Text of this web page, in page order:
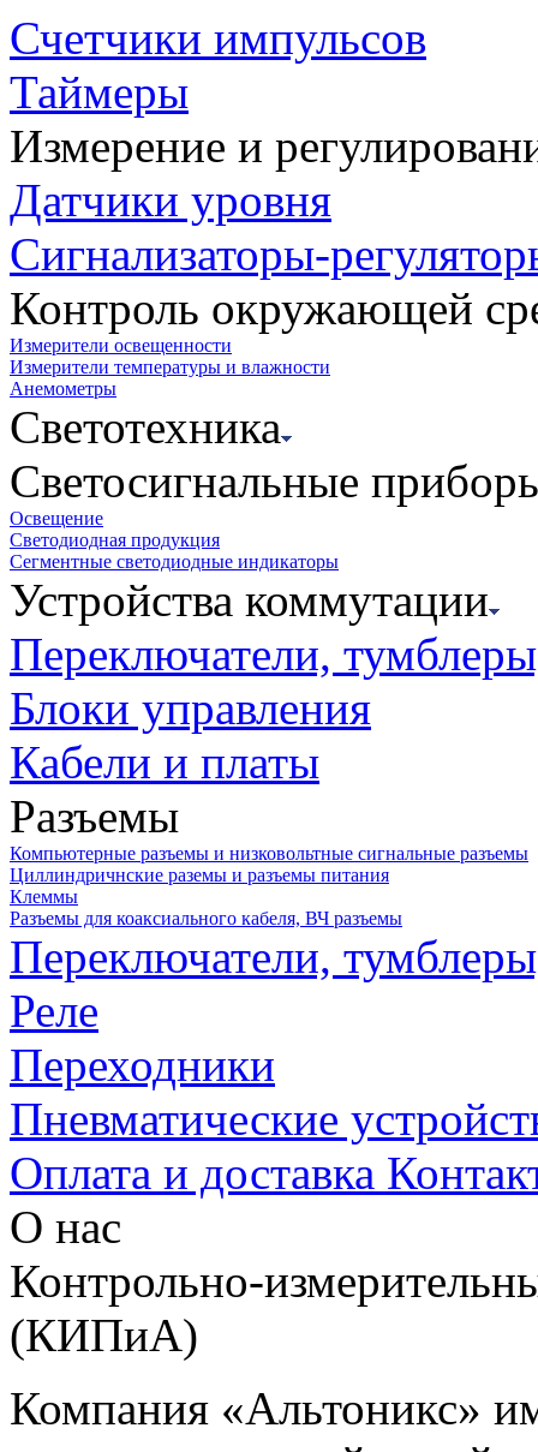
Счетчики импульсов
Таймеры
Измерение и
Датчики уровня
Сигнализаторы-
Контроль окружающей
Измерители освещенности
Измерители температуры и влажности
Анемометры
Светотехника
Светосигнальные
Освещение
Светодиодная продукция
Сегментные светодиодные индикаторы
Устройства коммутации
Переключатели,
Блоки управления
Кабели и платы
Разъемы
Компьютерные разъемы и низковольтные сигнальные разъемы
Циллиндричнские раземы и разъемы питания
Клеммы
Разъемы для коаксиального кабеля, ВЧ разъемы
Переключатели,
Реле
Переходники
Пневматические
Оплата и доставка
О нас
Контрольно-
(КИПиА)
Компания «Альтоникс»